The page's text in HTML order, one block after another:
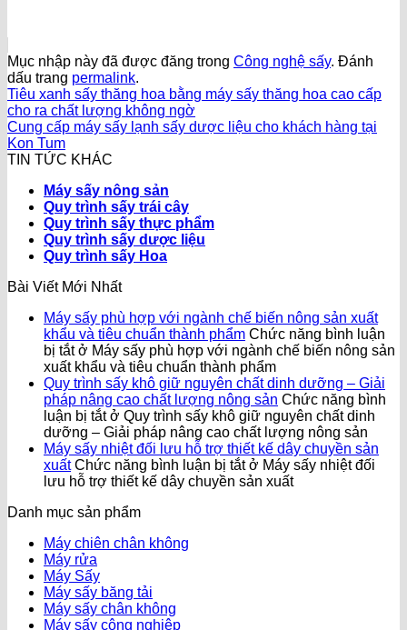
Mục nhập này đã được đăng trong Công nghệ sấy. Đánh
dấu trang permalink.
Tiêu xanh sấy thăng hoa bằng máy sấy thăng hoa cao cấp
cho ra chất lượng không ngờ
Cung cấp máy sấy lạnh sấy dược liệu cho khách hàng tại
Kon Tum
TIN TỨC KHÁC
Máy sấy nông sản
Quy trình sấy trái cây
Quy trình sấy thực phẩm
Quy trình sấy dược liệu
Quy trình sấy Hoa
Bài Viết Mới Nhất
Máy sấy phù hợp với ngành chế biến nông sản xuất
khẩu và tiêu chuẩn thành phẩm Chức năng bình luận
bị tắtở Máy sấy phù hợp với ngành chế biến nông sản
xuất khẩu và tiêu chuẩn thành phẩm
Quy trình sấy khô giữ nguyên chất dinh dưỡng – Giải
pháp nâng cao chất lượng nông sản Chức năng bình
luận bị tắtở Quy trình sấy khô giữ nguyên chất dinh
dưỡng – Giải pháp nâng cao chất lượng nông sản
Máy sấy nhiệt đối lưu hỗ trợ thiết kế dây chuyền sản
xuất Chức năng bình luận bị tắtở Máy sấy nhiệt đối
lưu hỗ trợ thiết kế dây chuyền sản xuất
Danh mục sản phẩm
Máy chiên chân không
Máy rửa
Máy Sấy
Máy sấy băng tải
Máy sấy chân không
Máy sấy công nghiệp